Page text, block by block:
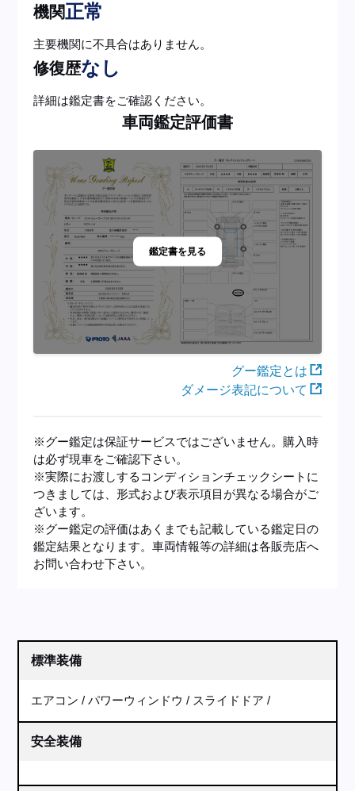
機関正常
主要機関に不具合はありません。
修復歴なし
詳細は鑑定書をご確認ください。
車両鑑定評価書
鑑定書を見る
グー鑑定とは
ダメージ表記について
※グー鑑定は保証サービスではございません。購入時
は必ず現車をご確認下さい。
※実際にお渡しするコンディションチェックシートに
つきましては、形式および表示項目が異なる場合がご
ざいます。
※グー鑑定の評価はあくまでも記載している鑑定日の
鑑定結果となります。車両情報等の詳細は各販売店へ
お問い合わせ下さい。
標準装備
エアコン パワーウィンドウ スライドドア
安全装備